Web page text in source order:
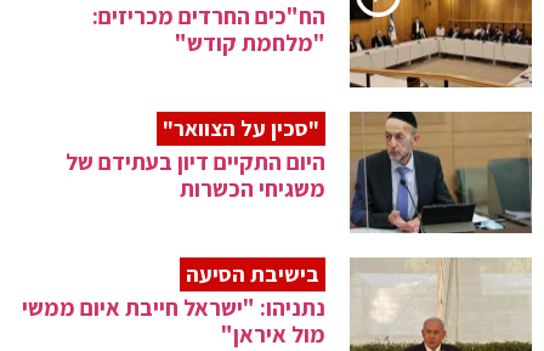
הח"כים החרדים מכריזים:
"מלחמת קודש"
"סכין על הצוואר"
היום התקיים דיון בעתידם של
משגיחי הכשרות
בישיבת הסיעה
נתניהו: "ישראל חייבת איום ממשי
מול איראן"